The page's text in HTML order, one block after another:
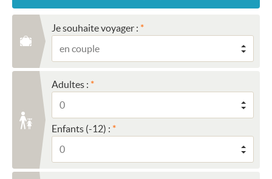
Je souhaite voyager :
Adultes :
Enfants (-12) :